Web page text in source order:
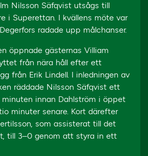
Nilsson Säfqvist utsågs till
i Superettan. I kvällens möte var
radade upp målchanser.
öppnade gästernas Villiam
från nära håll efter ett
från Erik Lindell. I inledningen av
räddade Nilsson Säfqvist ett
innan Dahlström i öppet
minuter senare. Kort därefter
som assisterat till det
till 3–0 genom att styra in ett